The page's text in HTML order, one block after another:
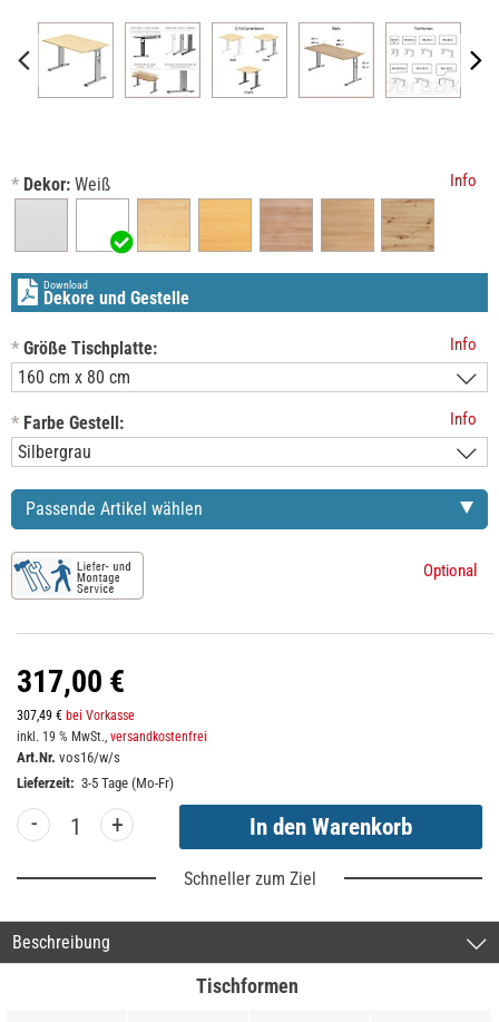
* Dekor: Weiß Info
Download
Dekore und Gestelle
* Größe Tischplatte: Info
* Farbe Gestell: Info
Passende Artikel wählen
Optional
317,00 €
307,49 € bei Vorkasse
inkl. 19 % MwSt., versandkostenfrei
Art.Nr. vos16/w/s
Lieferzeit: 3-5 Tage (Mo-Fr)
- +
Schneller zum Ziel
Beschreibung
Tischformen